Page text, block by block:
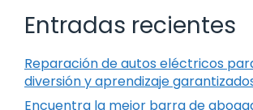
Entradas recientes
Reparación de autos eléctricos
diversión y aprendizaje
Encuentra la mejor barra de